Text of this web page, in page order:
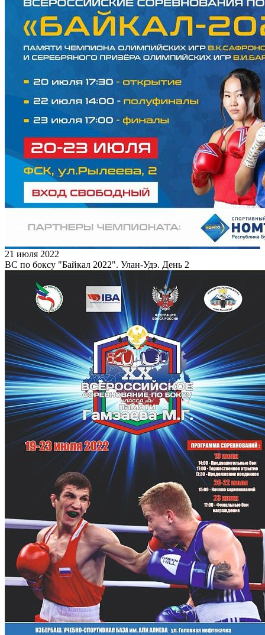
21 июля 2022
ВС по боксу "Байкал 2022". Улан-Удэ. День 2